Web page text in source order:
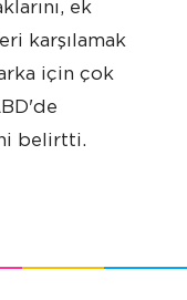
ek
karşılamak
için çok
belirtti.